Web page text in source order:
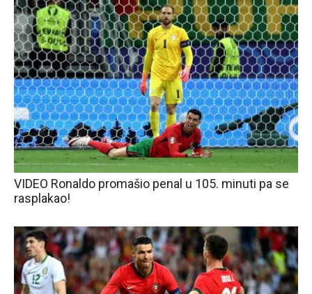
VIDEO Ronaldo promašio penal u 105. minuti pa se
rasplakao!